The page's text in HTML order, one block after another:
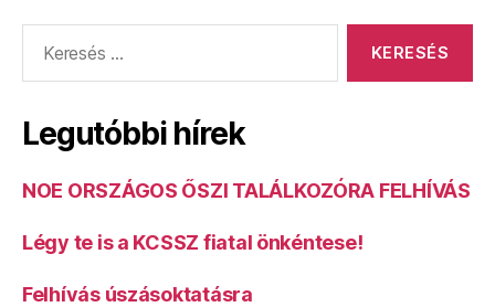
Legutóbbi hírek
NOE ORSZÁGOS ŐSZI TALÁLKOZÓRA FELHÍVÁS
Légy te is a KCSSZ fiatal önkéntese!
Felhívás úszásoktatásra